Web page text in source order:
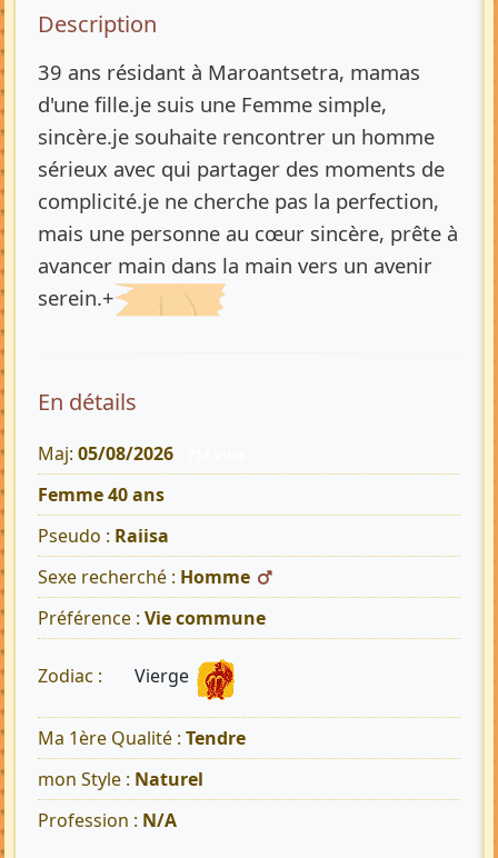
Description de l’annonce
Description
39 ans résidant à Maroantsetra, mamas
d'une fille.je suis une Femme simple,
sincère.je souhaite rencontrer un homme
sérieux avec qui partager des moments de
complicité.je ne cherche pas la perfection,
mais une personne au cœur sincère, prête à
avancer main dans la main vers un avenir
serein.+
En détails
Maj: 05/08/2026
Femme 40 ans
Pseudo : Raiisa
Sexe recherché : Homme
Préférence : Vie commune
Zodiac : Vierge
Ma 1ère Qualité : Tendre
mon Style : Naturel
Profession : N/A